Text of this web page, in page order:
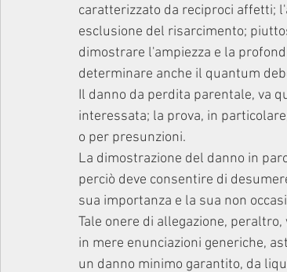
caratterizzato da reciproci affetti;
esclusione del risarcimento;
dimostrare l'ampiezza e la
determinare anche il quantum
Il danno da perdita parentale, va
interessata; la prova, in
o per presunzioni.
La dimostrazione del danno in
perciò deve consentire di
sua importanza e la sua non
Tale onere di allegazione,
in mere enunciazioni generiche,
un danno minimo garantito, da